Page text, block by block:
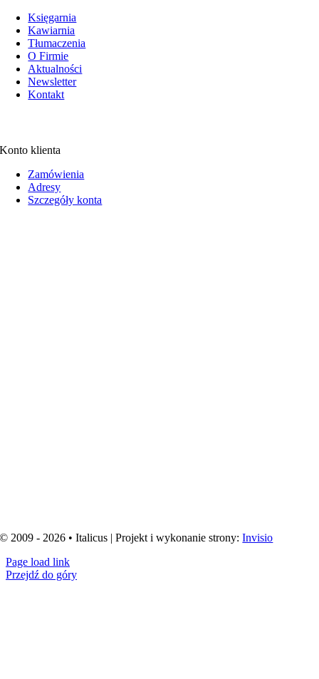
Księgarnia
Kawiarnia
Tłumaczenia
O Firmie
Aktualności
Newsletter
Kontakt
Konto klienta
Zamówienia
Adresy
Szczegóły konta
© 2009 - 2026 • Italicus | Projekt i wykonanie strony:Invisio
Page load link
Przejdź do góry